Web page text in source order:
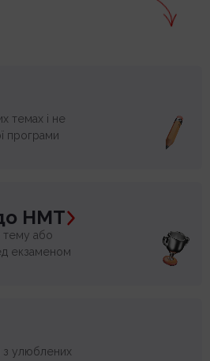
темах і не
програми
НМТ
тему або
екзаменом
з улюблених